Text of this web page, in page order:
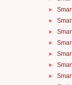
►
►
►
►
►
►
►